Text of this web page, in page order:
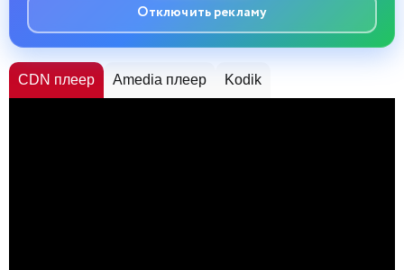
Отключить рекламу
CDN плеер Amedia плеер Kodik